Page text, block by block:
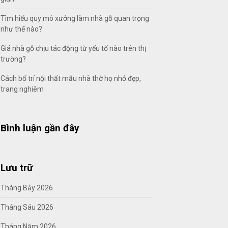
Tìm hiểu quy mô xưởng làm nhà gỗ quan trọng
như thế nào?
Giá nhà gỗ chịu tác động từ yếu tố nào trên thị
trường?
Cách bố trí nội thất mẫu nhà thờ họ nhỏ đẹp,
trang nghiêm
Bình luận gần đây
Lưu trữ
Tháng Bảy 2026
Tháng Sáu 2026